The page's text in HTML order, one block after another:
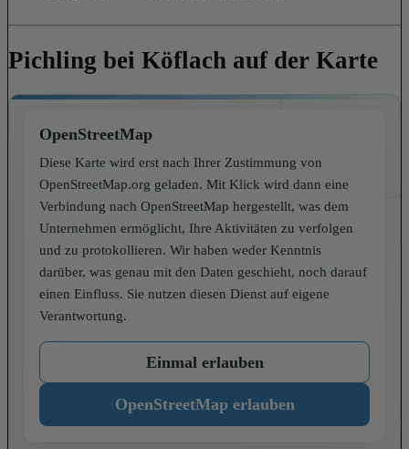
Pichling bei Köflach auf der Karte
OpenStreetMap
Diese Karte wird erst nach Ihrer Zustimmung von
OpenStreetMap.org geladen. Mit Klick wird dann eine
Verbindung nach OpenStreetMap hergestellt, was dem
Unternehmen ermöglicht, Ihre Aktivitäten zu verfolgen
und zu protokollieren. Wir haben weder Kenntnis
darüber, was genau mit den Daten geschieht, noch darauf
einen Einfluss. Sie nutzen diesen Dienst auf eigene
Verantwortung.
Einmal erlauben
OpenStreetMap erlauben